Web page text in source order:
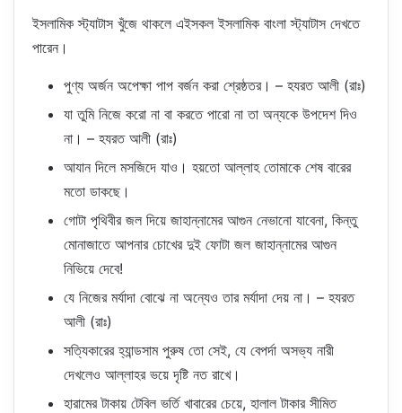
ইসলামিক স্ট্যাটাস খুঁজে থাকলে এইসকল ইসলামিক বাংলা স্ট্যাটাস দেখতে
পারেন।
পুণ্য অর্জন অপেক্ষা পাপ বর্জন করা শ্রেষ্ঠতর। – হযরত আলী (রাঃ)
যা তুমি নিজে করো না বা করতে পারো না তা অন্যকে উপদেশ দিও
না। – হযরত আলী (রাঃ)
আযান দিলে মসজিদে যাও। হয়তো আল্লাহ তোমাকে শেষ বারের
মতো ডাকছে।
গোটা পৃথিবীর জল দিয়ে জাহান্নামের আগুন নেভানো যাবেনা, কিন্তু
মোনাজাতে আপনার চোখের দুই ফোটা জল জাহান্নামের আগুন
নিভিয়ে দেবে!
যে নিজের মর্যাদা বোঝে না অন্যেও তার মর্যাদা দেয় না। – হযরত
আলী (রাঃ)
সত্যিকারের হ্যান্ডসাম পুরুষ তো সেই, যে বেপর্দা অসভ্য নারী
দেখলেও আল্লাহর ভয়ে দৃষ্টি নত রাখে।
হারামের টাকায় টেবিল ভর্তি খাবারের চেয়ে, হালাল টাকার সীমিত